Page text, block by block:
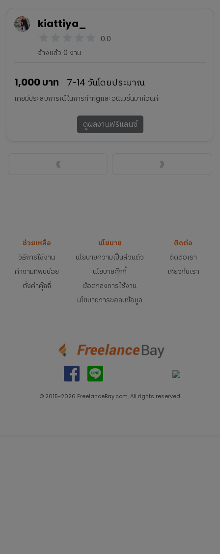
kiattiya_
0.0
จ้างแล้ว 0 งาน
1,000บาท 7-14 วันโดยประมาณ
เคยมีประสบการณ์ในการทำrigและอนิเมชั่นมาก่อนค่ะ
ดูผลงานฟรีแลนซ์
‹ ›
ช่วยเหลือ
วิธีการใช้งาน
คำถามที่พบบ่อย
ตั้งค่าคุ๊กกี้
นโยบาย
นโยบายความเป็นส่วนตัว
นโยบายคุ๊กกี้
ข้อตกลงการใช้งาน
นโยบายการขอลบข้อมูล
ติดต่อ
ติดต่อเรา
เกี่ยวกับเรา
© 2015-2026 FreelanceBay.com, All rights reserved.